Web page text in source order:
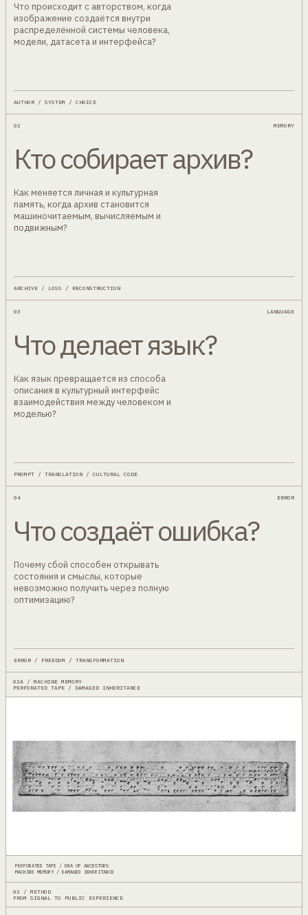
Что происходит с авторством, когда
изображение создаётся внутри
распределённой системы человека,
модели, датасета и интерфейса?
AUTHOR / SYSTEM / CHOICE
02 MEMORY
Кто собирает архив?
Как меняется личная и культурная
память, когда архив становится
машиночитаемым, вычисляемым и
подвижным?
ARCHIVE / LOSS / RECONSTRUCTION
03 LANGUAGE
Что делает язык?
Как язык превращается из способа
описания в культурный интерфейс
взаимодействия между человеком и
моделью?
PROMPT / TRANSLATION / CULTURAL CODE
04 ERROR
Что создаёт ошибка?
Почему сбой способен открывать
состояния и смыслы, которые
невозможно получить через полную
оптимизацию?
ERROR / FREEDOM / TRANSFORMATION
02A / MACHINE MEMORY
PERFORATED TAPE / DAMAGED INHERITANCE
PERFORATED TAPE / DNA OF ANCESTORS
MACHINE MEMORY / DAMAGED INHERITANCE
03 / METHOD
FROM SIGNAL TO PUBLIC EXPERIENCE